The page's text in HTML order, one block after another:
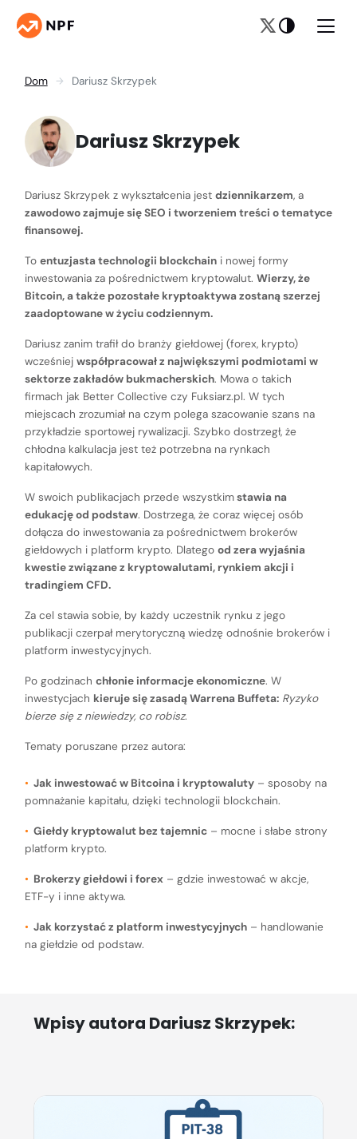
Dom Dariusz Skrzypek
Dariusz Skrzypek
Dariusz Skrzypek z wykształcenia jest dziennikarzem, a
zawodowo zajmuje się SEO i tworzeniem treści o tematyce
finansowej.
To entuzjasta technologii blockchaini nowej formy
inwestowania za pośrednictwem kryptowalut. Wierzy, że
Bitcoin, a także pozostałe kryptoaktywa zostaną szerzej
zaadoptowane w życiu codziennym.
Dariusz zanim trafił do branży giełdowej (forex, krypto)
wcześniej współpracował z największymi podmiotami w
sektorze zakładów bukmacherskich. Mowa o takich
firmach jak Better Collective czy Fuksiarz.pl. W tych
miejscach zrozumiał na czym polega szacowanie szans na
przykładzie sportowej rywalizacji. Szybko dostrzegł, że
chłodna kalkulacja jest też potrzebna na rynkach
kapitałowych.
W swoich publikacjach przede wszystkimstawia na
edukację od podstaw. Dostrzega, że coraz więcej osób
dołącza do inwestowania za pośrednictwem brokerów
giełdowych i platform krypto. Dlatego od zera wyjaśnia
kwestie związane z kryptowalutami, rynkiem akcji i
tradingiem CFD.
Za cel stawia sobie, by każdy uczestnik rynku z jego
publikacji czerpał merytoryczną wiedzę odnośnie brokerów i
platform inwestycyjnych.
Po godzinach chłonie informacje ekonomiczne. W
inwestycjach kieruje się zasadą Warrena Buffeta: Ryzyko
bierze się z niewiedzy, co robisz.
Tematy poruszane przez autora:
Jak inwestować w Bitcoina i kryptowaluty – sposoby na
pomnażanie kapitału, dzięki technologii blockchain.
Giełdy kryptowalut bez tajemnic – mocne i słabe strony
platform krypto.
Brokerzy giełdowi i forex – gdzie inwestować w akcje,
ETF-y i inne aktywa.
Jak korzystać z platform inwestycyjnych – handlowanie
na giełdzie od podstaw.
Wpisy autora Dariusz Skrzypek: